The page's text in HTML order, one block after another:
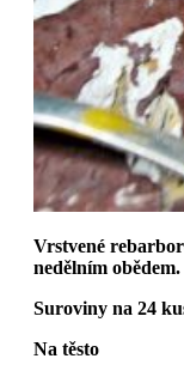
Vrstvené
nedělním obědem.
Suroviny na 24
Na těsto